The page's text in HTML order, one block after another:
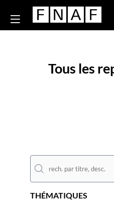
Tous les
THÉMATIQUES